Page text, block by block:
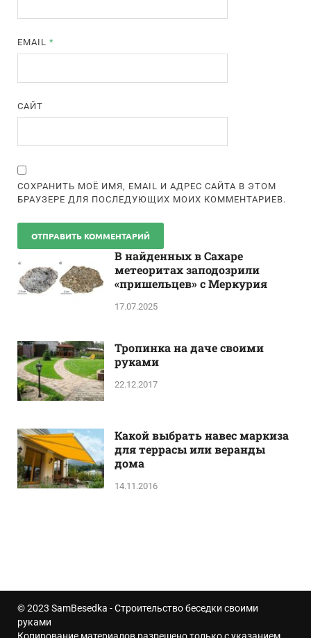
EMAIL*
САЙТ
СОХРАНИТЬ МОЁ ИМЯ, EMAIL И АДРЕС САЙТА В ЭТОМ
БРАУЗЕРЕ ДЛЯ ПОСЛЕДУЮЩИХ МОИХ КОММЕНТАРИЕВ.
В найденных в Сахаре
метеоритах заподозрили
«пришельцев» с Меркурия
17.07.2025
Тропинка на даче своими
руками
22.12.2017
Какой выбрать навес маркиза
для террасы или веранды
дома
14.11.2016
© 2023 SamBesedka - Строительство беседки своими
руками